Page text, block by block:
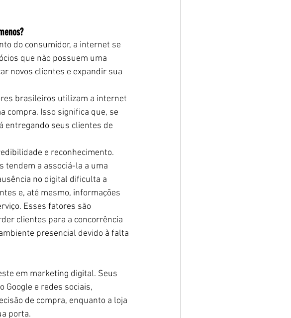
do consumidor, a internet se
que não possuem uma
novos clientes e expandir sua
brasileiros utilizam a internet
compra. Isso significa que, se
entregando seus clientes de
e reconhecimento.
tendem a associá-la a uma
no digital dificulta a
e, até mesmo, informações
Esses fatores são
clientes para a concorrência
presencial devido à falta
em marketing digital. Seus
Google e redes sociais,
de compra, enquanto a loja
porta.